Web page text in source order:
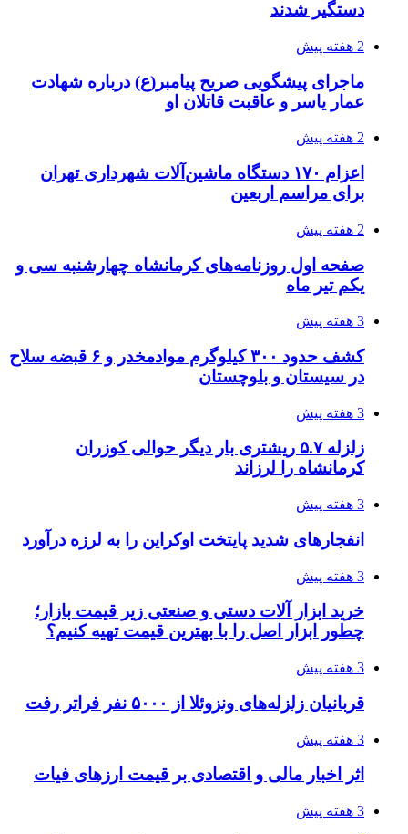
دستگیر شدند
2 هفته پیش
ماجرای پیشگویی صریح پیامبر(ع) درباره شهادت
عمار یاسر و عاقبت قاتلان او
2 هفته پیش
اعزام ۱۷۰ دستگاه ماشین‌آلات شهرداری تهران
برای مراسم اربعین
2 هفته پیش
صفحه اول روزنامه‌های کرمانشاه چهارشنبه سی و
یکم تیر ماه
3 هفته پیش
کشف حدود ۳۰۰ کیلوگرم موادمخدر و ۶ قبضه سلاح
در سیستان و بلوچستان
3 هفته پیش
زلزله ۵.۷ ریشتری بار دیگر حوالی کوزران
کرمانشاه را لرزاند
3 هفته پیش
انفجارهای شدید پایتخت اوکراین را به لرزه درآورد
3 هفته پیش
خرید ابزار آلات دستی و صنعتی زیر قیمت بازار؛
چطور ابزار اصل را با بهترین قیمت تهیه کنیم؟
3 هفته پیش
قربانیان زلزله‌های ونزوئلا از ۵۰۰۰ نفر فراتر رفت
3 هفته پیش
اثر اخبار مالی و اقتصادی بر قیمت ارزهای فیات
3 هفته پیش